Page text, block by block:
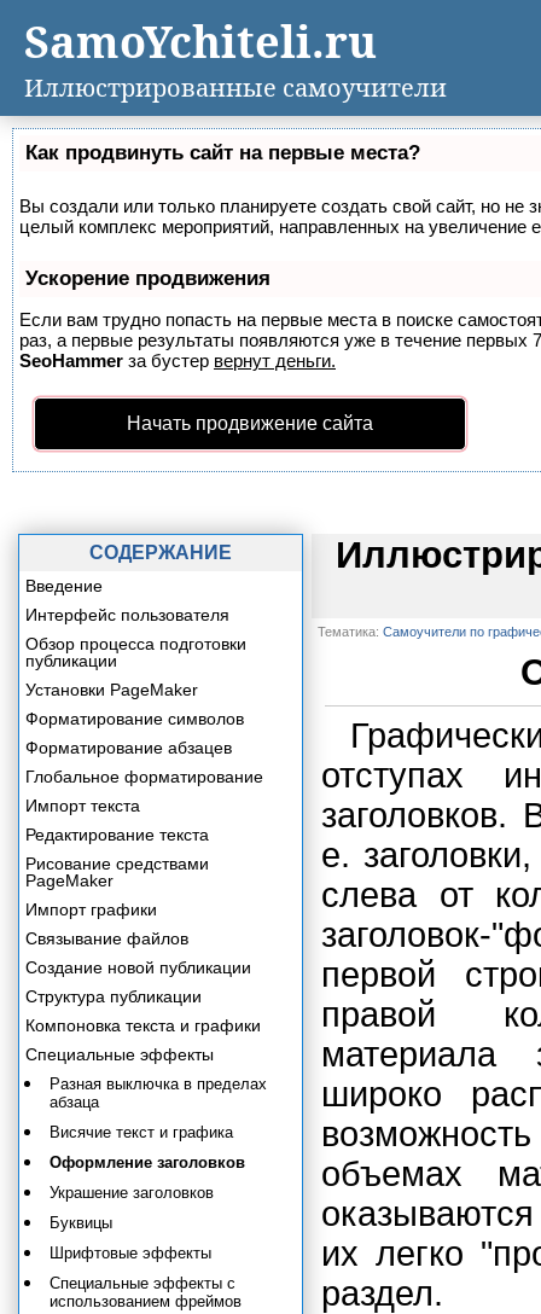
Как продвинуть сайт на первые места?
Вы создали или только планируете создать свой сайт, но не
целый комплекс мероприятий, направленных на увеличение
Ускорение продвижения
Если вам трудно попасть на первые места в поиске
раз, а первые результаты появляются уже в течение первых
SeoHammer за бустер вернут деньги.
Начать продвижение сайта
Тематика: Самоучители по
отступах
е.
слева от
заголовок-
первой
правой
материала
широко
объемах
их легко
раздел.
СОДЕРЖАНИЕ
Введение
Интерфейс пользователя
Обзор процесса подготовки
публикации
Установки PageMaker
Форматирование символов
Форматирование абзацев
Глобальное форматирование
Импорт текста
Редактирование текста
Рисование средствами
PageMaker
Импорт графики
Связывание файлов
Создание новой публикации
Структура публикации
Компоновка текста и графики
Специальные эффекты
Разная выключка в пределах
абзаца
Висячие текст и графика
Оформление заголовков
Украшение заголовков
Буквицы
Шрифтовые эффекты
Специальные эффекты с
использованием фреймов
SamoYchiteli.ru
Иллюстрированные самоучители